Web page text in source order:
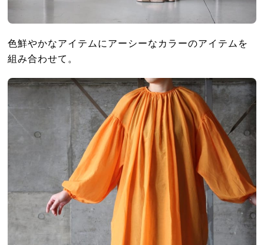
色鮮やかなアイテムにアーシーなカラーのアイテムを
組み合わせて。